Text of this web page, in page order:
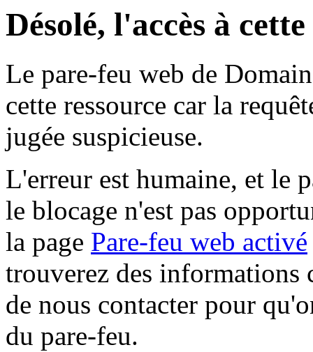
Désolé, l'accès à
Le pare-feu web de
cette ressource car la
jugée suspicieuse.
L'erreur est humaine, et le
le blocage n'est pas
la page Pare-feu web activé
trouverez des informations
de nous contacter pour
du pare-feu.